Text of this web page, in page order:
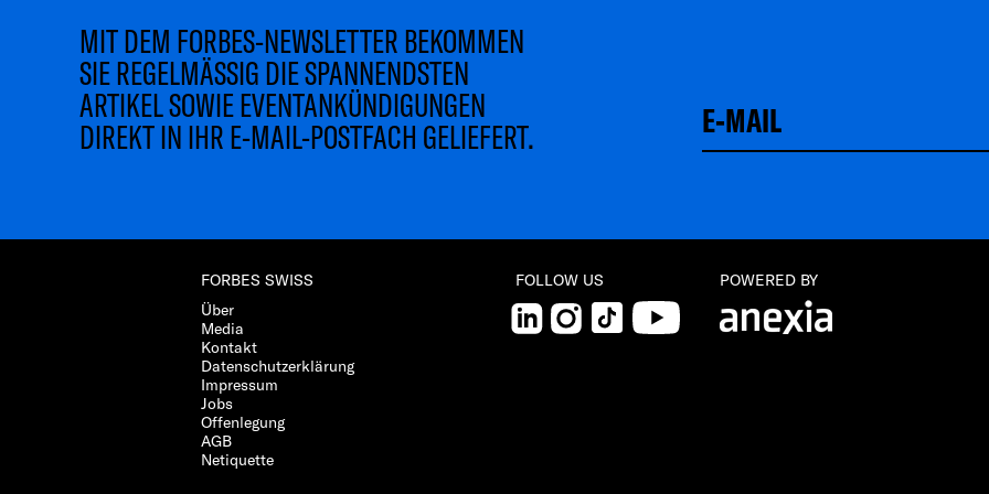
MIT DEM FORBES-NEWSLETTER BEKOMMEN
SIE REGELMÄSSIG DIE SPANNENDSTEN
ARTIKEL SOWIE EVENTANKÜNDIGUNGEN
DIREKT IN IHR E-MAIL-POSTFACH GELIEFERT.
FORBES SWISS
Über
Media
Kontakt
Datenschutzerklärung
Impressum
Jobs
Offenlegung
AGB
Netiquette
FOLLOW US
LinkedInInstagram
TikTok YouTube
POWERED BY